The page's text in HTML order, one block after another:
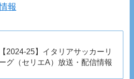
報
【2024-25】イタリアサッカーリ
グ（セリエA）放送・配信情報